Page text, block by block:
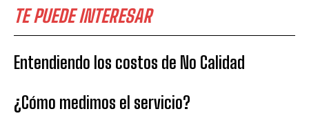
TE PUEDE INTERESAR
Entendiendo los costos de No Calidad
¿Cómo medimos el servicio?